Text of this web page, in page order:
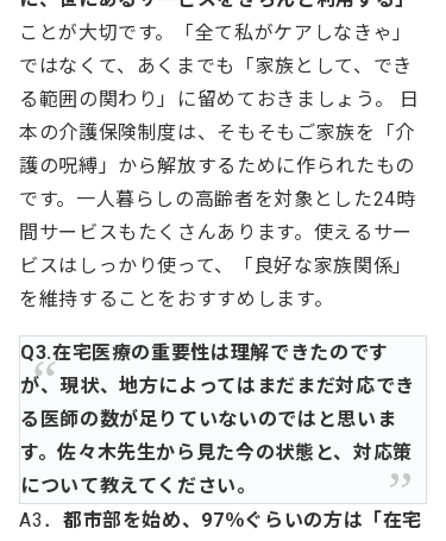
ことが大切です。「全て私がケアしなきゃ」
ではなくて、あくまでも「家族として、でき
る範囲の関わり」に留めておきましょう。
日
本の介護保険制度は、そもそもご家族を「介
護の呪縛」から解放するために作られたもの
です。一人暮らしの高齢者を対象とした24時
間サービスもたくさんあります。使えるサー
ビスはしっかり使って、「良好な家族関係」
を維持することをおすすめします。
Q3.在宅医療の重要性は理解できたのです
が、現状、地方によってはまだまだ対応でき
る医師の数が足りていないのではと思いま
す。佐々木先生から見た今の状態と、対応策
について教えてください。
A3． 都市部を始め、97％ぐらいの方は「在宅